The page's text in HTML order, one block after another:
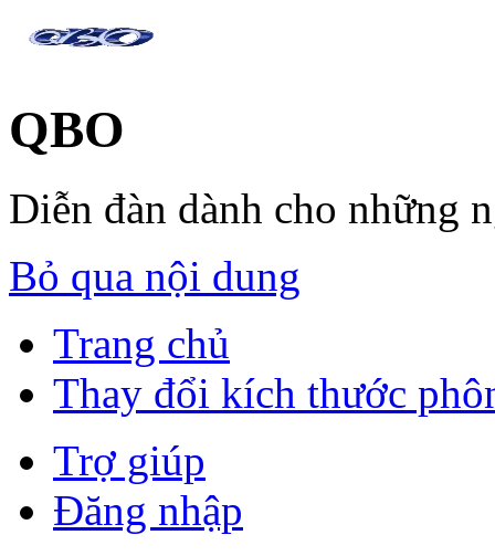
QBO
Diễn đàn dành cho những
Bỏ qua nội dung
Trang chủ
Thay đổi kích thước
Trợ giúp
Đăng nhập